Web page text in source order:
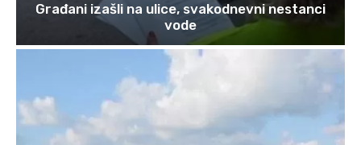
Građani izašli na ulice, svakodnevni nestanci
vode